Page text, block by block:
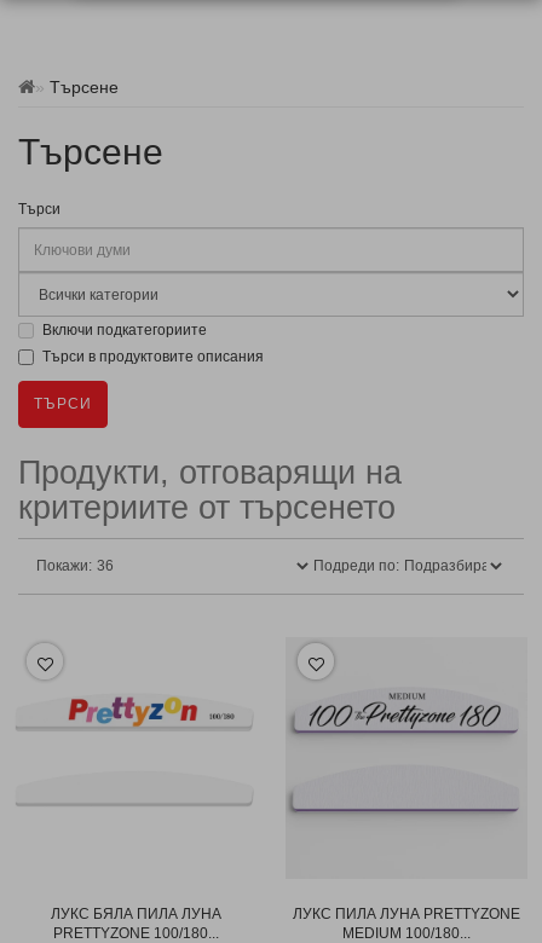
Търсене
Търсене
Търси
Включи подкатегориите
Търси в продуктовите описания
Продукти, отговарящи на
критериите от търсенето
Подреди по:
Покажи:
ЛУКС БЯЛА ПИЛА ЛУНА
PRETTYZONE 100/180...
ЛУКС ПИЛА ЛУНА PRETTYZONE
MEDIUM 100/180...